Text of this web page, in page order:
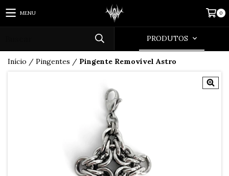
MENU 0
PRODUTOS
Início / Pingentes / Pingente Removível Astro